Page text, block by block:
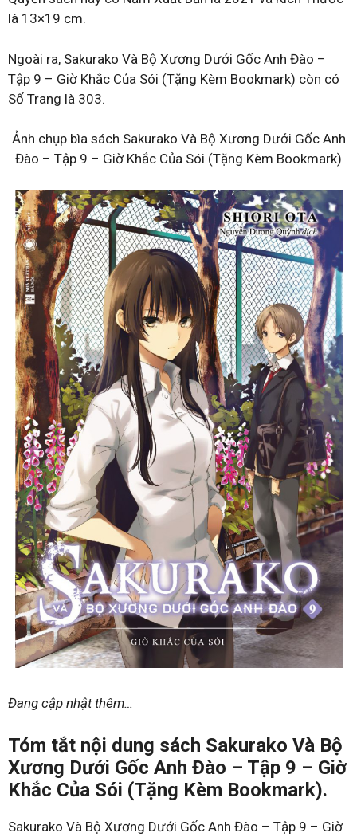
là 13×19 cm.
Ngoài ra, Sakurako Và Bộ Xương Dưới Gốc Anh Đào –
Tập 9 – Giờ Khắc Của Sói (Tặng Kèm Bookmark) còn có
Số Trang là 303.
Ảnh chụp bìa sách Sakurako Và Bộ Xương Dưới Gốc Anh
Đào – Tập 9 – Giờ Khắc Của Sói (Tặng Kèm Bookmark)
Đang cập nhật thêm…
Tóm tắt nội dung sách Sakurako Và Bộ
Xương Dưới Gốc Anh Đào – Tập 9 – Giờ
Khắc Của Sói (Tặng Kèm Bookmark).
Sakurako Và Bộ Xương Dưới Gốc Anh Đào – Tập 9 – Giờ